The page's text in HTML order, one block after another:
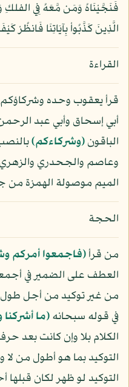
فَنَجَّيْنَاهُ وَمَن مَّعَهُ فِي
الَّذِينَ كَذَّبُواْ بِآيَاتِنَا فَانظُرْ
القراءة
قرأ يعقوب وحده
أبي إسحاق وأبي عبد
الباقون﴿وشركاءكم﴾
وعاصم والجحدري
الميم موصولة الهمزة من
الحجة
من قرأ﴿فاجمعوا أمركم
العطف على الضمير في
من غير توكيد من أجل طول
في قوله سبحانه﴿ما أشركنا
الكلام بلا وإن كانت بعد
التوكيد بما هو أطول من لا
التوكيد لو ظهر لكان